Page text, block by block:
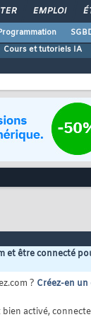
EMPLOI
Cours et tutoriels IA
et être connecté
? Créez-en
activé,